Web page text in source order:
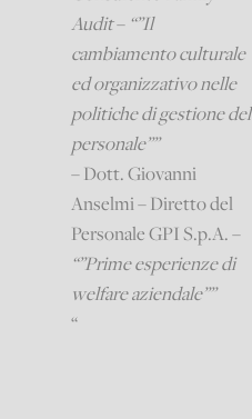
Audit– “”Il
cambiamento culturale
ed organizzativo nelle
politiche di gestione del
personale””
– Dott. Giovanni
Anselmi – Diretto del
Personale GPI S.p.A. –
“”Prime esperienze di
welfare aziendale””
“